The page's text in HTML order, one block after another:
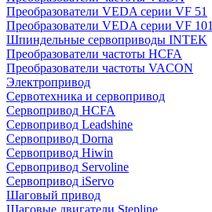
Преобразователи VEDA серии VF 51
Преобразователи VEDA серии VF 101
Шпиндельные сервоприводы INTEK
Преобразователи частоты HCFA
Преобразователи частоты VACON
Электропривод
Сервотехника и сервопривод
Сервопривод HCFA
Сервопривод Leadshine
Сервопривод Dorna
Сервопривод Hiwin
Сервопривод Servoline
Сервопривод iServo
Шаговый привод
Шаговые двигатели Stepline